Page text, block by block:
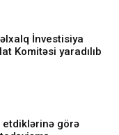
İnvestisiya
Komitəsi yaradılıb
etdiklərinə görə